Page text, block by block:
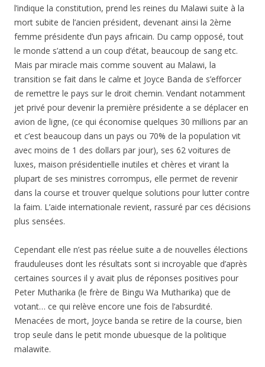
l’indique la constitution, prend les reines du Malawi suite à la
mort subite de l’ancien président, devenant ainsi la 2ème
femme présidente d’un pays africain. Du camp opposé, tout
le monde s’attend a un coup d’état, beaucoup de sang etc.
Mais par miracle mais comme souvent au Malawi, la
transition se fait dans le calme et Joyce Banda de s’efforcer
de remettre le pays sur le droit chemin. Vendant notamment
jet privé pour devenir la première présidente a se déplacer en
avion de ligne, (ce qui économise quelques 30 millions par an
et c’est beaucoup dans un pays ou 70% de la population vit
avec moins de 1 des dollars par jour), ses 62 voitures de
luxes, maison présidentielle inutiles et chères et virant la
plupart de ses ministres corrompus, elle permet de revenir
dans la course et trouver quelque solutions pour lutter contre
la faim. L’aide internationale revient, rassuré par ces décisions
plus sensées.
Cependant elle n’est pas réelue suite a de nouvelles élections
frauduleuses dont les résultats sont si incroyable que d’après
certaines sources il y avait plus de réponses positives pour
Peter Mutharika (le frère de Bingu Wa Mutharika) que de
votant… ce qui relève encore une fois de l’absurdité.
Menacées de mort, Joyce banda se retire de la course, bien
trop seule dans le petit monde ubuesque de la politique
malawite.